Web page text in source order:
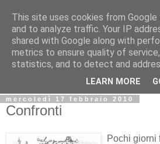
Biblio@rti in
Il Blog della Biblioteca di Area delle
informazioni iniziative incontri
mercoledì 17 febbraio 2010
Confronti
Pochi giorni
This site uses cookies from
and to analyze traffic. Your IP
shared with Google along with
metrics to ensure quality of
statistics, and to detect and
LEARN MORE